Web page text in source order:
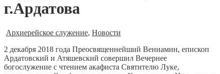
г.Ардатова
Архиерейское служение, Новости
2 декабря 2018 года Преосвященнейший Вениамин, епископ
Ардатовский и Атяшевский совершил Вечернее
богослужение с чтением акафиста Святителю Луке,